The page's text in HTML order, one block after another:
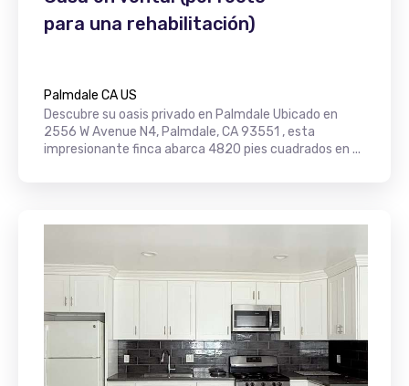
para una rehabilitación)
Palmdale CA US
Descubre su oasis privado en Palmdale Ubicado en
2556 W Avenue N4, Palmdale, CA 93551 , esta
impresionante finca abarca 4820 pies cuadrados en ...